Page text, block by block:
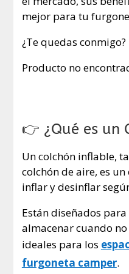
mejor para tu
¿Te quedas conmigo?
Producto no
👉 ¿Qué es un
Un colchón inflable,
colchón de aire, es
inflar y desinflar
Están diseñados
almacenar cuando
ideales para los
furgoneta camper.